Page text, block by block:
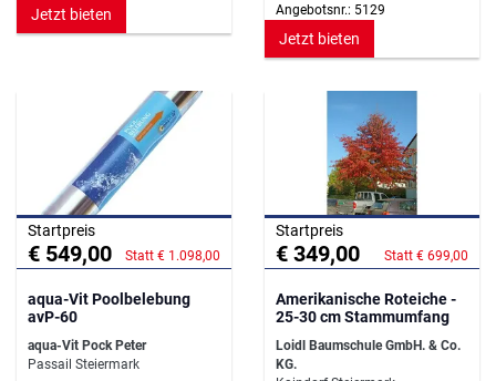
Jetzt bieten Angebotsnr.: 5129
Jetzt bieten
Startpreis
€ 549,00 Statt € 1.098,00
aqua-Vit Poolbelebung
avP-60
aqua-Vit Pock Peter
Passail Steiermark
Startpreis
€ 349,00 Statt € 699,00
Amerikanische Roteiche -
25-30 cm Stammumfang
Loidl Baumschule GmbH. & Co.
KG.